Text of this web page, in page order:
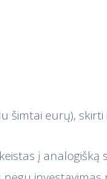
šimtai eurų),
į